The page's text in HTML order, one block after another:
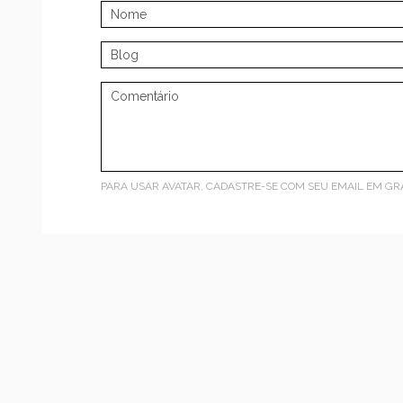
PARA USAR AVATAR, CADASTRE-SE COM SEU EMAIL EM